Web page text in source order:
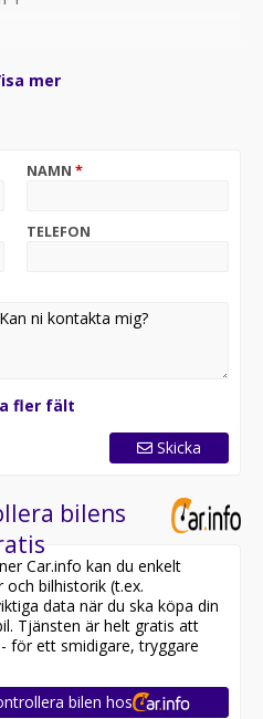
OCH TIDUR
66 L/MIL VID BLANDAD
FRÅN AUKTORISERAD
mer
NAMN *
TELEFON
fler fält
Skicka
bilens
Car.info kan du enkelt
bilhistorik (t.ex.
data när du ska köpa din
Tjänsten är helt gratis att
för ett smidigare, tryggare
bilen hos